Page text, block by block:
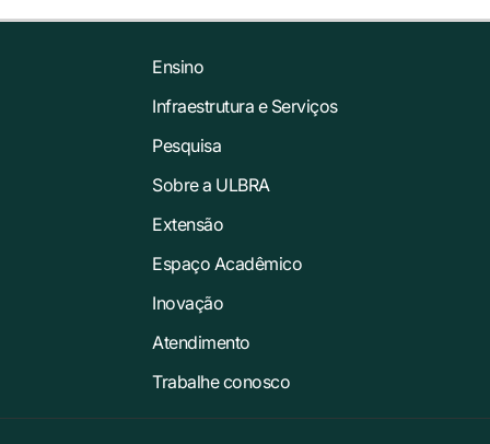
Ensino
Infraestrutura e Serviços
Pesquisa
Sobre a ULBRA
Extensão
Espaço Acadêmico
Inovação
Atendimento
Trabalhe conosco